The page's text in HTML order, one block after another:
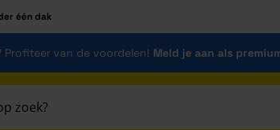
één dak
Profiteer van de voordelen! Meld je aan als